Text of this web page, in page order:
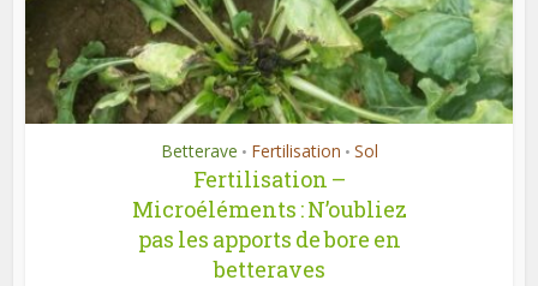
Betterave • Fertilisation • Sol
Fertilisation –
Microéléments : N’oubliez
pas les apports de bore en
betteraves